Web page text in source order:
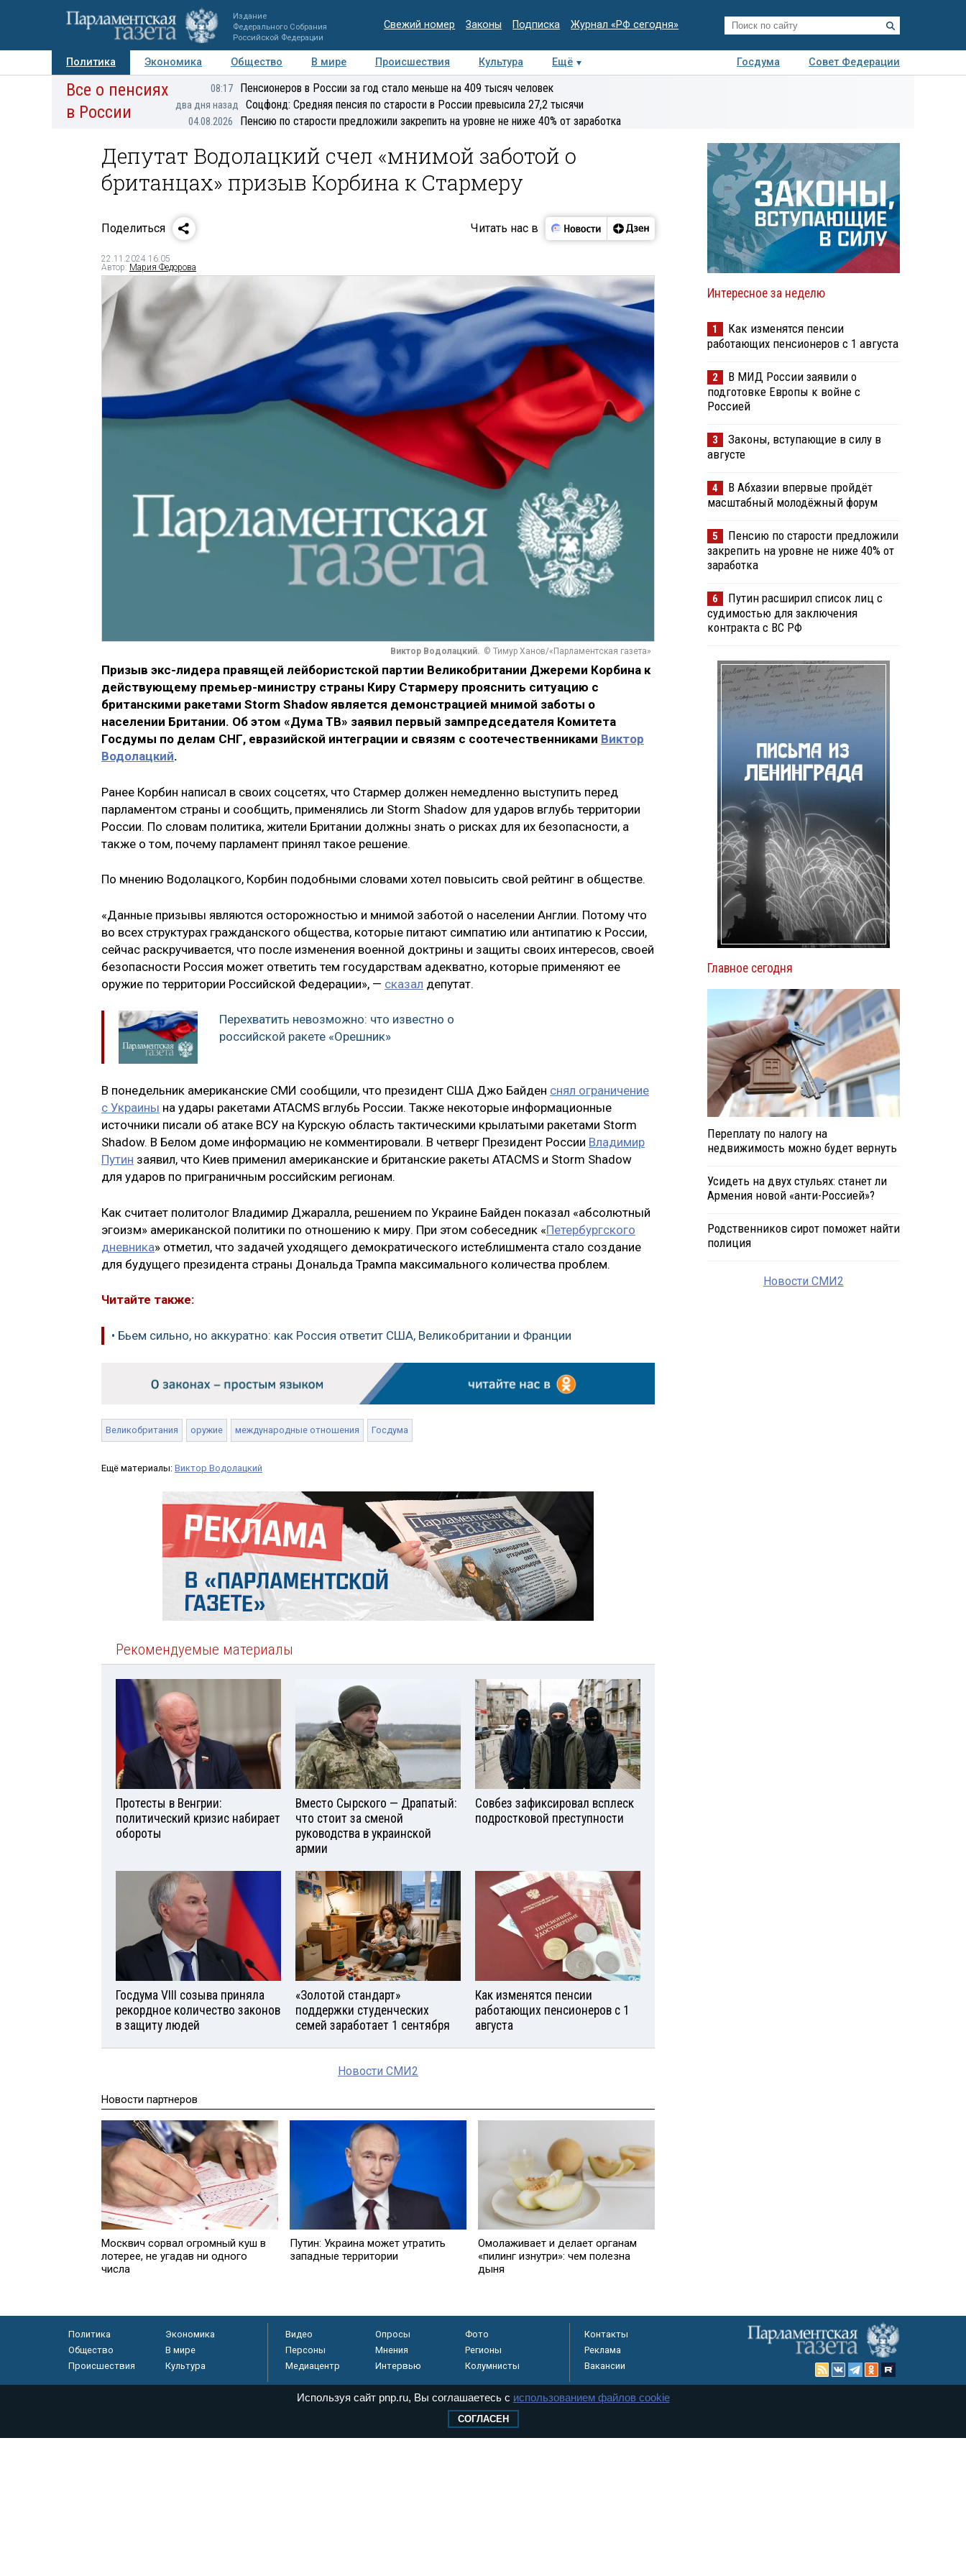
Издание
Федерального Собрания
Российской Федерации
Свежий номер Законы Подписка Журнал «РФ сегодня»
Политика Экономика Общество В мире Происшествия Культура Ещё Госдума
Совет Федерации
Авторы Персоны Мнения Регионы Медиацентр Интервью Колумнисты
Все о пенсиях
в России
08:17 Пенсионеров в России за год стало меньше на 409 тысяч человек
два дня назад Соцфонд: Средняя пенсия по старости в России превысила 27,2 тысячи
04.08.2026 Пенсию по старости предложили закрепить на уровне не ниже 40% от заработка
Депутат Водолацкий счел «мнимой заботой о
британцах» призыв Корбина к Стармеру
Поделиться Читать нас в
22.11.2024 16:05
Автор: Мария Федорова
Виктор Водолацкий. © Тимур Ханов/«Парламентская газета»
Призыв экс-лидера правящей лейбористской партии Великобритании Джереми Корбина к
действующему премьер-министру страны Киру Стармеру прояснить ситуацию с
британскими ракетами Storm Shadow является демонстрацией мнимой заботы о
населении Британии. Об этом «Дума ТВ» заявил первый зампредседателя Комитета
Госдумы по делам СНГ, евразийской интеграции и связям с соотечественниками Виктор
Водолацкий.
Ранее Корбин написал в своих соцсетях, что Стармер должен немедленно выступить перед
парламентом страны и сообщить, применялись ли Storm Shadow для ударов вглубь территории
России. По словам политика, жители Британии должны знать о рисках для их безопасности, а
также о том, почему парламент принял такое решение.
По мнению Водолацкого, Корбин подобными словами хотел повысить свой рейтинг в обществе.
«Данные призывы являются осторожностью и мнимой заботой о населении Англии. Потому что
во всех структурах гражданского общества, которые питают симпатию или антипатию к России,
сейчас раскручивается, что после изменения военной доктрины и защиты своих интересов, своей
безопасности Россия может ответить тем государствам адекватно, которые применяют ее
оружие по территории Российской Федерации», — сказал депутат.
Перехватить невозможно: что известно о
российской ракете «Орешник»
В понедельник американские СМИ сообщили, что президент США Джо Байден снял ограничение
с Украины на удары ракетами ATACMS вглубь России. Также некоторые информационные
источники писали об атаке ВСУ на Курскую область тактическими крылатыми ракетами Storm
Shadow. В Белом доме информацию не комментировали. В четверг Президент России Владимир
Путин заявил, что Киев применил американские и британские ракеты ATACMS и Storm Shadow
для ударов по приграничным российским регионам.
Как считает политолог Владимир Джаралла, решением по Украине Байден показал «абсолютный
эгоизм» американской политики по отношению к миру. При этом собеседник «Петербургского
дневника» отметил, что задачей уходящего демократического истеблишмента стало создание
для будущего президента страны Дональда Трампа максимального количества проблем.
Читайте также:
• Бьем сильно, но аккуратно: как Россия ответит США, Великобритании и Франции
Великобритания оружие международные отношения Госдума
Ещё материалы: Виктор Водолацкий
Рекомендуемые материалы
Протесты в Венгрии:
политический кризис набирает
обороты
Вместо Сырского — Драпатый:
что стоит за сменой
руководства в украинской
армии
Совбез зафиксировал всплеск
подростковой преступности
Госдума VIII созыва приняла
рекордное количество законов
в защиту людей
«Золотой стандарт»
поддержки студенческих
семей заработает 1 сентября
Как изменятся пенсии
работающих пенсионеров с 1
августа
Новости СМИ2
Новости партнеров
Москвич сорвал огромный куш в
лотерее, не угадав ни одного
числа
Путин: Украина может утратить
западные территории
Омолаживает и делает органам
«пилинг изнутри»: чем полезна
дыня
Интересное за неделю
1
Как изменятся пенсии
работающих пенсионеров с 1 августа
2
В МИД России заявили о
подготовке Европы к войне с
Россией
3
Законы, вступающие в силу в
августе
4
В Абхазии впервые пройдёт
масштабный молодёжный форум
5
Пенсию по старости предложили
закрепить на уровне не ниже 40% от
заработка
6
Путин расширил список лиц с
судимостью для заключения
контракта с ВС РФ
Главное сегодня
Переплату по налогу на
недвижимость можно будет вернуть
Усидеть на двух стульях: станет ли
Армения новой «анти-Россией»?
Родственников сирот поможет найти
полиция
Новости СМИ2
Политика
Экономика
Общество
В мире
Происшествия
Культура
Видео Опросы
Фото
Персоны
Мнения
Регионы
Медиацентр
Интервью Колумнисты
Контакты
Реклама
Вакансии
Федеральной службе по надзору в сфере связи, информационных технологий и
Используя сайт pnp.ru, Вы соглашаетесь с использованием файлов cookie
СОГЛАСЕН